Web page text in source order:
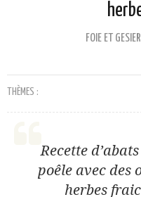
FOIE ET
THÈMES :
Recette
poêle avec des
herbes